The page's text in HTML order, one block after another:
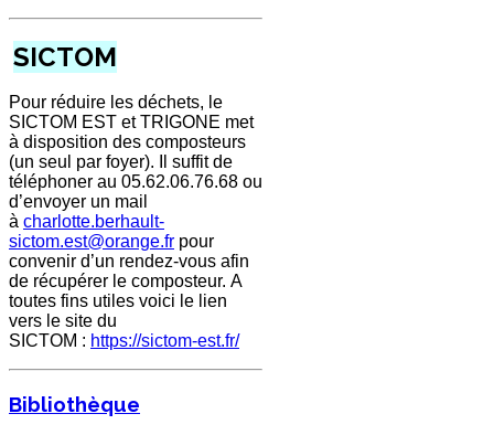
SICTOM
Pour réduire les déchets, le
SICTOM EST et TRIGONE met
à disposition des composteurs
(un seul par foyer).
Il suffit de
téléphoner au 05.62.06.76.68 ou
d’envoyer un mail
à charlotte.berhault-
sictom.est@orange.fr pour
convenir d’un rendez-vous afin
de récupérer le composteur. A
toutes fins utiles voici le lien
vers le site du
SICTOM : https://sictom-est.fr/
Bibliothèque